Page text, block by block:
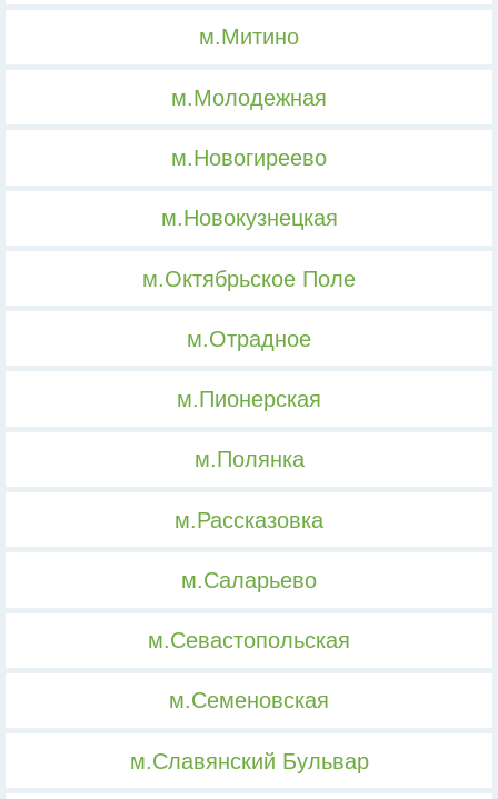
м.Митино
м.Молодежная
м.Новогиреево
м.Новокузнецкая
м.Октябрьское Поле
м.Отрадное
м.Пионерская
м.Полянка
м.Рассказовка
м.Саларьево
м.Севастопольская
м.Семеновская
м.Славянский Бульвар